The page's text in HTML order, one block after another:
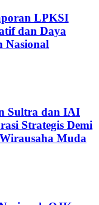
LPKSI
dan Daya
Nasional
Sultra dan IAI
Strategis Demi
Muda